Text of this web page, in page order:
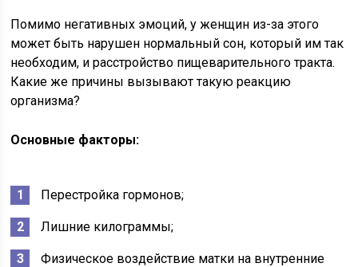
Помимо негативных эмоций, у женщин из-за этого
может быть нарушен нормальный сон, который им так
необходим, и расстройство пищеварительного тракта.
Какие же причины вызывают такую реакцию
организма?
Основные факторы:
Перестройка гормонов;
Лишние килограммы;
Физическое воздействие матки на внутренние